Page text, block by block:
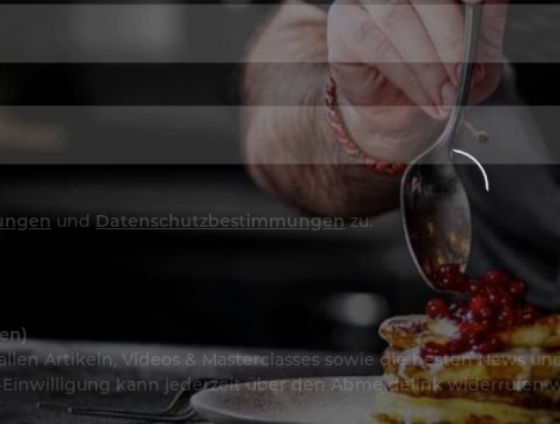
und Datenschutzbestimmungenzu.
Artikeln, Videos & Masterclasses sowie die besten News
kann jederzeit über den Abmeldelink widerrufen